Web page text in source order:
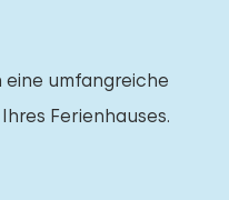
eine umfangreiche
Ferienhauses.